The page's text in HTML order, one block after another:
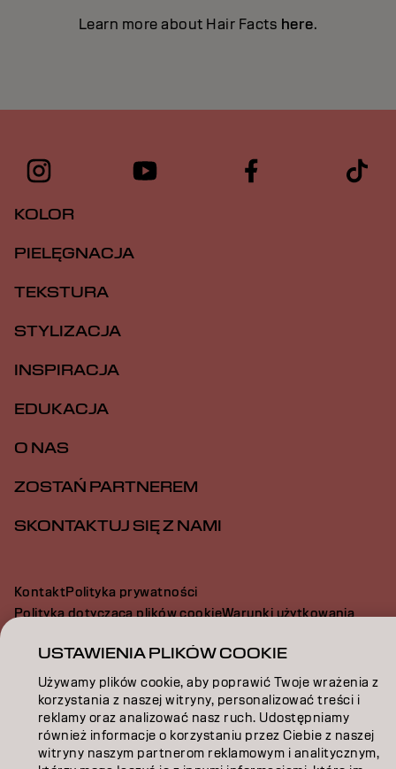
Learn more about Hair Facts here.
KOLOR
PIELĘGNACJA
TEKSTURA
STYLIZACJA
INSPIRACJA
EDUKACJA
O NAS
ZOSTAŃ PARTNEREM
SKONTAKTUJ SIĘ Z NAMI
KontaktPolityka prywatności
Polityka dotycząca plików cookieWarunki użytkowania
Zaangażowanie na rzecz zrównoważonego rozwoju
PO | Polish
USTAWIENIA PLIKÓW COOKIE
Używamy plików cookie, aby poprawić Twoje wrażenia z
korzystania z naszej witryny, personalizować treści i
reklamy oraz analizować nasz ruch. Udostępniamy
również informacje o korzystaniu przez Ciebie z naszej
witryny naszym partnerom reklamowym i analitycznym,